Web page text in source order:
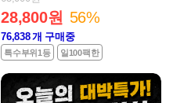
28,800원 56%
76,838개 구매중
특수부위1등 일100팩한